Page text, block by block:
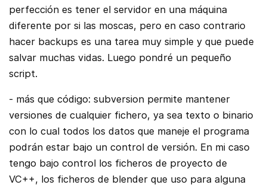
perfección es tener el servidor en una máquina
diferente por si las moscas, pero en caso contrario
hacer backups es una tarea muy simple y que puede
salvar muchas vidas. Luego pondré un pequeño
script.
- más que código: subversion permite mantener
versiones de cualquier fichero, ya sea texto o binario
con lo cual todos los datos que maneje el programa
podrán estar bajo un control de versión. En mi caso
tengo bajo control los ficheros de proyecto de
VC++, los ficheros de blender que uso para alguna